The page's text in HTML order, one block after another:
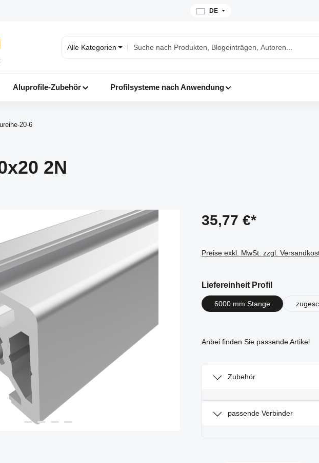
DE
Alle Kategorien
Aluprofile-Zubehör Profilsysteme nach Anwendung
20-6
2N
35,77 €*
Preise exkl. MwSt. zzgl.
Liefereinheit Profilauswählen
6000 mm Stange
Anbei finden Sie passende Artikel
Zubehör
passende Verbinder